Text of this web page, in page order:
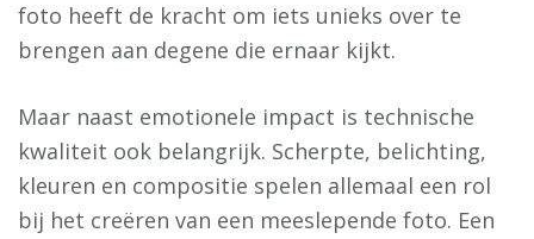
foto heeft de kracht om iets unieks over te
brengen aan degene die ernaar kijkt.
Maar naast emotionele impact is technische
kwaliteit ook belangrijk. Scherpte, belichting,
kleuren en compositie spelen allemaal een rol
bij het creëren van een meeslepende foto. Een